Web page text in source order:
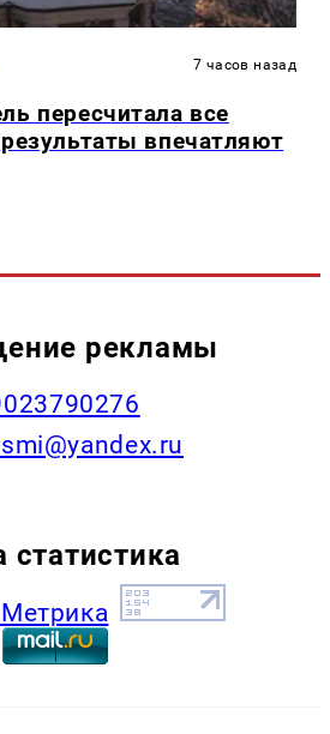
7 часов назад
пересчитала все
впечатляют
рекламы